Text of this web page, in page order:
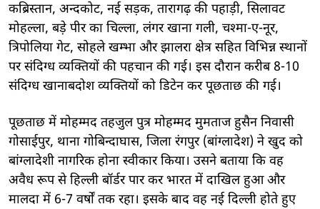
कब्रिस्तान, अन्दकोट, नई सड़क, तारागढ़ की पहाड़ी, सिलावट
मोहल्ला, बड़े पीर का चिल्ला, लंगर खाना गली, चश्मा-ए-नूर,
त्रिपोलिया गेट, सोहले खम्भा और झालरा क्षेत्र सहित विभिन्न स्थानों
पर संदिग्ध व्यक्तियों की पहचान की गई। इस दौरान करीब 8-10
संदिग्ध खानाबदोश व्यक्तियों को डिटेन कर पूछताछ की गई।
पूछताछ में मोहम्मद तहजुल पुत्र मोहम्मद मुमताज हुसैन निवासी
गोसाईपुर, थाना गोबिन्दाघास, जिला रंगपुर (बांग्लादेश) ने खुद को
बांग्लादेशी नागरिक होना स्वीकार किया। उसने बताया कि वह
अवैध रूप से हिल्ली बॉर्डर पार कर भारत में दाखिल हुआ और
मालदा में 6-7 वर्षों तक रहा। इसके बाद वह नई दिल्ली होते हुए